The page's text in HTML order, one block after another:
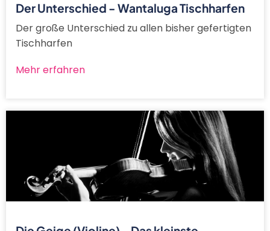
Der Unterschied - Wantaluga Tischharfen
Der große Unterschied zu allen bisher gefertigten
Tischharfen
Mehr erfahren